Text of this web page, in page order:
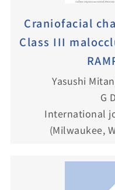
Craniofacial
Class III
Yasushi
G
International
(Milwaukee,